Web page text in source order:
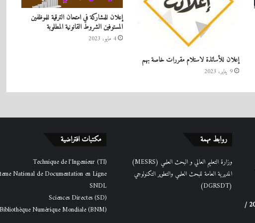
إعلان للأساتذة لاستلام مقررات خاصة بهم
9 يناير، 2023
إعلان للمشاركة في امتحان الترقية للموظفين
المستوفين الشروط القانونية المطلوبة
4 مايو، 2023
الإمتحانات الاستدراكیة للسنة الجامعیة 2023 /
روابط مهمة
وزارة التعليم العالي و البحث العلمي (MESRS)
المديرية العامة للبحث العلمي والتطوير التكنولوجي
(DGRSDT)
مكتبات افتراضية
Technique de l'Ingenieur (TI)
National de Documentation en Ligne
SNDL
Sciences Directes (SD)
Bibliothèque Numérique Mondiale (BNM)